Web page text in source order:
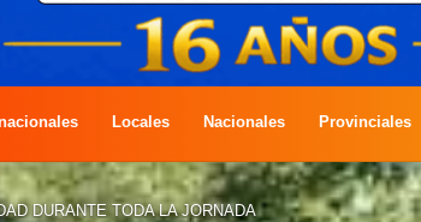
Locales Nacionales Provinciales
DURANTE TODA LA JORNADA